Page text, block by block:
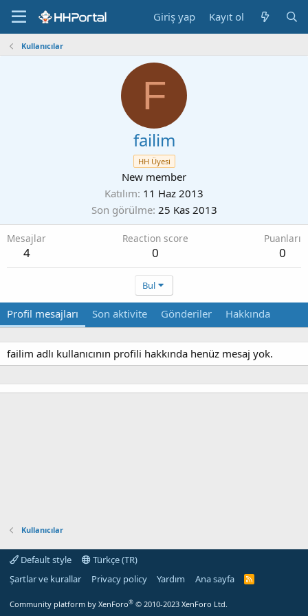
Giriş yap Kayıt ol
Kullanıcılar
F
failim
HH Üyesi
New member
Katılım 11 Haz 2013
Son görülme 25 Kas 2013
Mesajlar
4
Reaction score
0
Puanları
0
Bul
Profil mesajları Son aktivite Gönderiler Hakkında
failim adlı kullanıcının profili hakkında henüz mesaj yok.
Kullanıcılar
Default style
Türkçe (TR)
Şartlar ve kurallar
Privacy policy Yardım Ana sayfa
R
Community platform by XenForo® © 2010-2023 XenForo Ltd.